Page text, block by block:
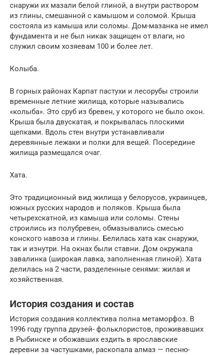
снаружи их мазали белой глиной, а внутри раствором
из глины, смешанной с камышом и соломой. Крыша
состояла из камыша или соломы. Дом-мазанка не имел
фундамента и не был никак защищен от влаги, но
служил своим хозяевам 100 и более лет.
Колыба.
В горных районах Карпат пастухи и лесорубы строили
временные летние жилища, которые назывались
«колыба». Это сруб из бревен, у которого не было окон.
Крыша была двускатая, и покрывалась плоскими
щепками. Вдоль стен внутри устанавливали
деревянные лежаки и полки для вещей. Посередине
жилища размещался очаг.
Хата.
Это традиционный вид жилища у белорусов, украинцев,
южных русских народов и поляков. Крыша была
четырехскатной, из камыша или соломы. Стены
строились из полубревен, обмазывались смесью
конского навоза и глины. Белилась хата как снаружи,
так и изнутри. На окнах были ставни. Дом окружала
завалинка (широкая лавка, заполненная глиной). Хата
делилась на 2 части, разделенные сенями: жилая и
хозяйственная.
История создания и состав
История создания коллектива полна метаморфоз. В
1996 году группа друзей- фольклористов, проживавших
в Рыбинске и обожавших ездить в ярославские
деревни за частушками, раскопала алмаз — песню-